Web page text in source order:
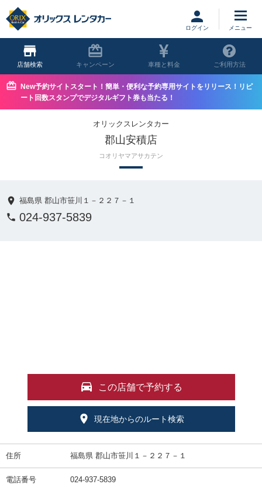
ログイン
店舗 キャンペーン 車種と料金 ご利用方法
New予約サイトスタート！簡単・便利な予約専用サイトをリリース！リピ
ート回数スタンプでデジタルギフト券も当たる！
オリックスレンタカー
郡山安積店
コオリヤマアサカテン
福島県 郡山市笹川１－２２７－１
024-937-5839
この店舗で予約する
現在地からのルート検索
住所 福島県 郡山市笹川１－２２７－１
電話番号 024-937-5839